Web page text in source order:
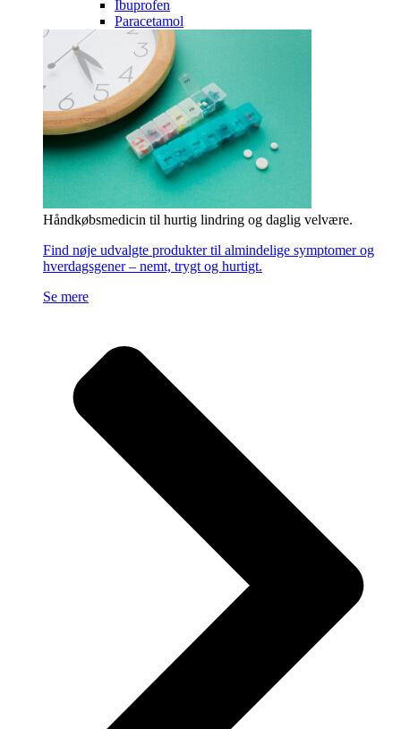
Ibuprofen
Paracetamol
Håndkøbsmedicin til hurtig lindring og daglig velvære.
Find nøje udvalgte produkter til almindelige symptomer og
hverdagsgener – nemt, trygt og hurtigt.
Se mere